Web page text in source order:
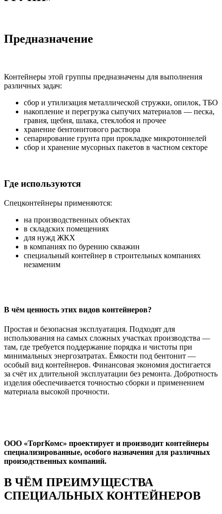
Предназначение
Контейнеры этой группы предназначены для выполнения
различных задач:
сбор и утилизация металлической стружки, опилок, ТБО
накопление и перегрузка сыпучих материалов — песка,
гравия, щебня, шлака, стеклобоя и прочее
хранение бентонитового раствора
сепарирование грунта при прокладке микротоннелей
сбор и хранение мусорных пакетов в частном секторе
Где используются
Спецконтейнеры применяются:
на производственных объектах
в складских помещениях
для нужд ЖКХ
в компаниях по бурению скважин
специальный контейнер в строительных компаниях
незаменим
В чём ценность этих видов контейнеров?
Простая и безопасная эксплуатация. Подходят для
использования на самых сложных участках производства —
там, где требуется поддержание порядка и чистоты при
минимальных энергозатратах. Ёмкости под бентонит —
особый вид контейнеров. Финансовая экономия достигается
за счёт их длительной эксплуатации без ремонта. Добротность
изделия обеспечивается точностью сборки и применением
материала высокой прочности.
ООО «ТоргКомс» проектирует и производит контейнеры
специализированные, особого назначения для различных
произодственных компаний.
В ЧЁМ ПРЕИМУЩЕСТВА
СПЕЦИАЛЬНЫХ КОНТЕЙНЕРОВ